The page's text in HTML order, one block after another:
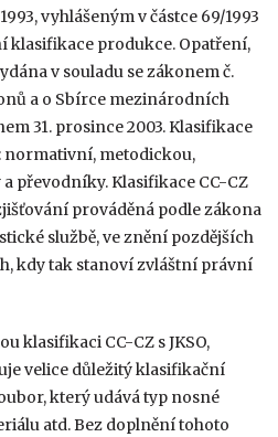
vyhlášeným v částce 69/1993
klasifikace produkce. Opatření,
v souladu se zákonem č.
a o Sbírce mezinárodních
31. prosince 2003. Klasifikace
normativní, metodickou,
převodníky. Klasifikace CC-CZ
prováděná podle zákona
službě, ve znění pozdějších
kdy tak stanoví zvláštní právní
klasifikaci CC-CZ s JKSO,
velice důležitý klasifikační
který udává typ nosné
atd. Bez doplnění tohoto